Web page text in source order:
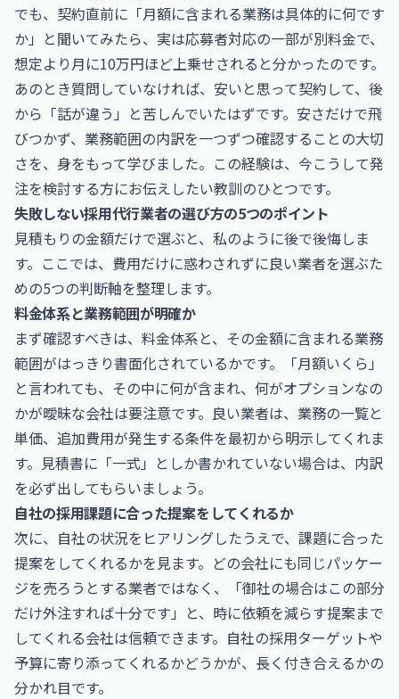
でも、契約直前に「月額に含まれる業務は具体的に何です
か」と聞いてみたら、実は応募者対応の一部が別料金で、
想定より月に10万円ほど上乗せされると分かったのです。
あのとき質問していなければ、安いと思って契約して、後
から「話が違う」と苦しんでいたはずです。安さだけで飛
びつかず、業務範囲の内訳を一つずつ確認することの大切
さを、身をもって学びました。この経験は、今こうして発
注を検討する方にお伝えしたい教訓のひとつです。
失敗しない採用代行業者の選び方の5つのポイント
見積もりの金額だけで選ぶと、私のように後で後悔しま
す。ここでは、費用だけに惑わされずに良い業者を選ぶた
めの5つの判断軸を整理します。
料金体系と業務範囲が明確か
まず確認すべきは、料金体系と、その金額に含まれる業務
範囲がはっきり書面化されているかです。「月額いくら」
と言われても、その中に何が含まれ、何がオプションなの
かが曖昧な会社は要注意です。良い業者は、業務の一覧と
単価、追加費用が発生する条件を最初から明示してくれま
す。見積書に「一式」としか書かれていない場合は、内訳
を必ず出してもらいましょう。
自社の採用課題に合った提案をしてくれるか
次に、自社の状況をヒアリングしたうえで、課題に合った
提案をしてくれるかを見ます。どの会社にも同じパッケー
ジを売ろうとする業者ではなく、「御社の場合はこの部分
だけ外注すれば十分です」と、時に依頼を減らす提案まで
してくれる会社は信頼できます。自社の採用ターゲットや
予算に寄り添ってくれるかどうかが、長く付き合えるかの
分かれ目です。